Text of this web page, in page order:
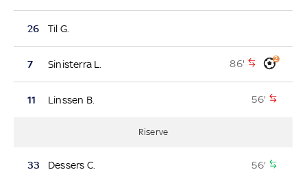
26 Til G.
7 Sinisterra L. 86' 2
11 Linssen B. 56'
Riserve
33 Dessers C. 56'